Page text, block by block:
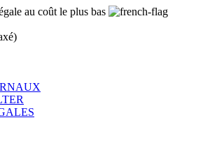
au coût le plus bas